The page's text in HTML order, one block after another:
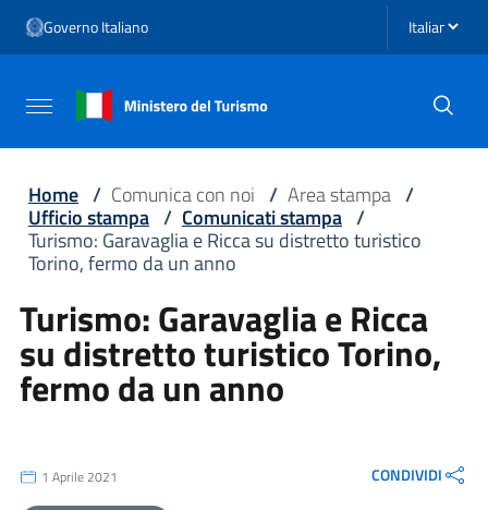
Vai al menu di navigazione
Vai al footer
Governo Italiano Seleziona
Attiva / disattiva la navigazione
Home / Comunica con noi / Area stampa /
Ufficio stampa / Comunicati stampa /
Turismo: Garavaglia e Ricca su distretto turistico
Torino, fermo da un anno
Turismo: Garavaglia e Ricca
su distretto turistico Torino,
fermo da un anno
1 Aprile 2021 CONDIVIDI